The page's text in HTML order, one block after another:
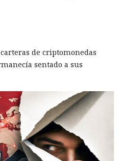
de criptomonedas
sentado a sus